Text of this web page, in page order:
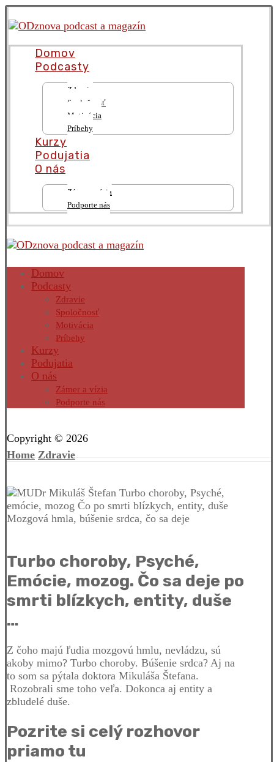
Domov
Podcasty
Zdravie
Spoločnosť
Motivácia
Príbehy
Kurzy
Podujatia
O nás
Zámer a vízia
Podporte nás
Domov
Podcasty
Zdravie
Spoločnosť
Motivácia
Príbehy
Kurzy
Podujatia
O nás
Zámer a vízia
Podporte nás
Copyright © 2026
Home Zdravie
Turbo choroby, Psyché,
Emócie, mozog. Čo sa deje po
smrti blízkych, entity, duše
…
Z čoho majú ľudia mozgovú hmlu, nevládzu, sú
akoby mimo? Turbo choroby. Búšenie srdca? Aj na
to som sa pýtala doktora Mikuláša Štefana.
Rozobrali sme toho veľa. Dokonca aj entity a
zbludelé duše.
Pozrite si celý rozhovor
priamo tu